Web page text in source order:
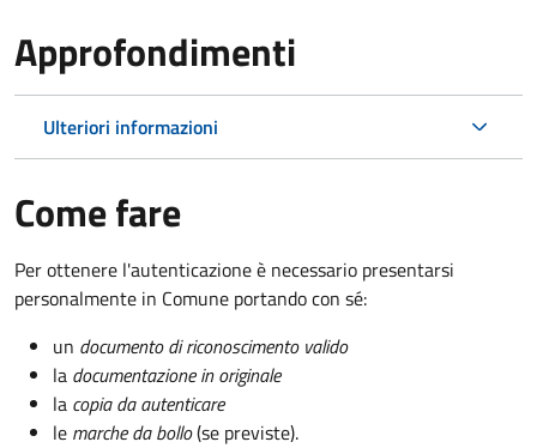
Approfondimenti
Ulteriori informazioni
Come fare
Per ottenere l'autenticazione è necessario presentarsi
personalmente in Comune portando con sé:
un documento di riconoscimento valido
la documentazione in originale
la copia da autenticare
le marche da bollo(se previste).